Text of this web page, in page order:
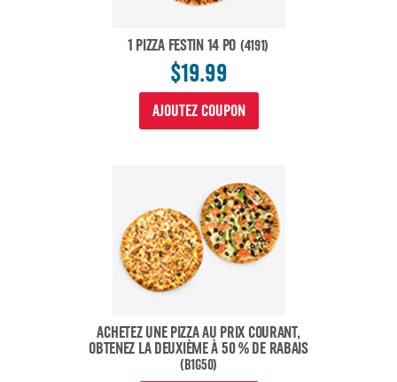
1 PIZZA FESTIN 14 PO (4191)
$19.99
AJOUTEZ COUPON
ACHETEZ UNE PIZZA AU PRIX COURANT,
OBTENEZ LA DEUXIÈME À 50 % DE RABAIS
(B1G50)